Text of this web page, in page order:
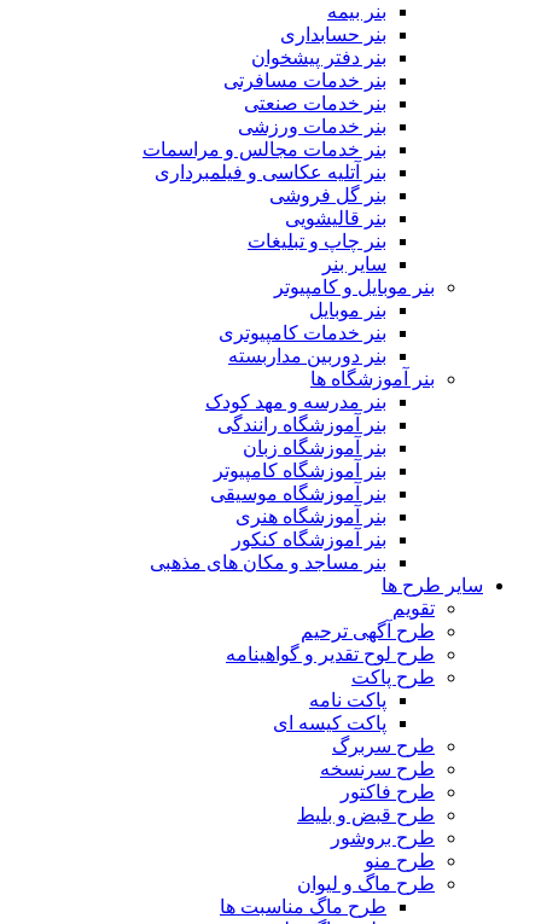
بنر بیمه
بنر حسابداری
بنر دفتر پیشخوان
بنر خدمات مسافرتی
بنر خدمات صنعتی
بنر خدمات ورزشی
بنر خدمات مجالس و مراسمات
بنر آتلیه عکاسی و فیلمبرداری
بنر گل فروشی
بنر قالیشویی
بنر چاپ و تبلیغات
سایر بنر
بنر موبایل و کامپیوتر
بنر موبایل
بنر خدمات کامپیوتری
بنر دوربین مداربسته
بنر آموزشگاه ها
بنر مدرسه و مهد کودک
بنر آموزشگاه رانندگی
بنر آموزشگاه زبان
بنر آموزشگاه کامپیوتر
بنر آموزشگاه موسیقی
بنر آموزشگاه هنری
بنر آموزشگاه کنکور
بنر مساجد و مکان های مذهبی
سایر طرح ها
تقویم
طرح آگهی ترحیم
طرح لوح تقدیر و گواهینامه
طرح پاکت
پاکت نامه
پاکت کیسه ای
طرح سربرگ
طرح سرنسخه
طرح فاکتور
طرح قبض و بلیط
طرح بروشور
طرح منو
طرح ماگ و لیوان
طرح ماگ مناسبت ها